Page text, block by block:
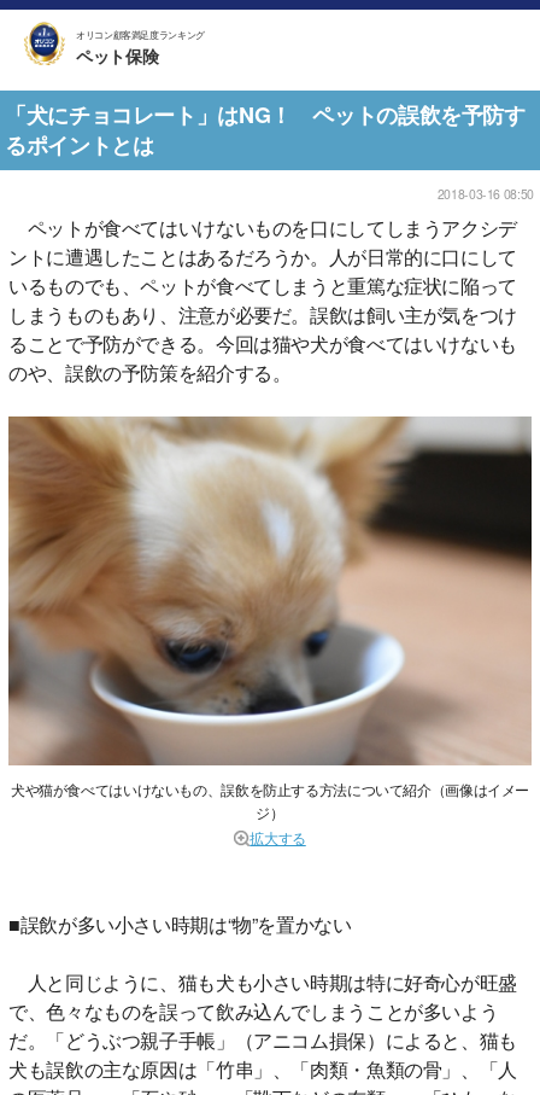
オリコン顧客満足度ランキング
ペット保険
「犬にチョコレート」はNG！ ペットの誤飲を予防す
るポイントとは
2018-03-16 08:50
ペットが食べてはいけないものを口にしてしまうアクシデ
ントに遭遇したことはあるだろうか。人が日常的に口にして
いるものでも、ペットが食べてしまうと重篤な症状に陥って
しまうものもあり、注意が必要だ。誤飲は飼い主が気をつけ
ることで予防ができる。今回は猫や犬が食べてはいけないも
のや、誤飲の予防策を紹介する。
犬や猫が食べてはいけないもの、誤飲を防止する方法について紹介（画像はイメー
ジ）
拡大する
■誤飲が多い小さい時期は“物”を置かない
人と同じように、猫も犬も小さい時期は特に好奇心が旺盛
で、色々なものを誤って飲み込んでしまうことが多いよう
だ。「どうぶつ親子手帳」（アニコム損保）によると、猫も
犬も誤飲の主な原因は「竹串」、「肉類・魚類の骨」、「人